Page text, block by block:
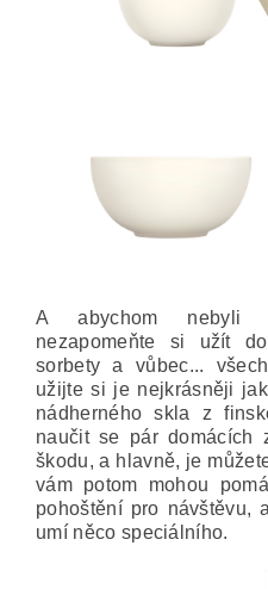
A abychom nebyli
nezapomeňte si užít
sorbety a vůbec...
užijte si je nejkrásněji
nádherného skla z
naučit se pár domácích
škodu, a hlavně, je
vám potom mohou
pohoštění pro návštěvu,
umí něco speciálního.